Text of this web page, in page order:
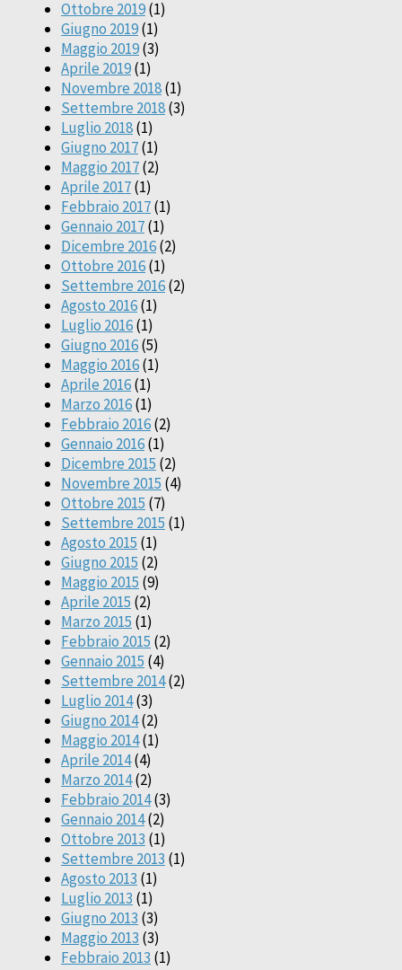
Ottobre 2019(1)
Giugno 2019(1)
Maggio 2019(3)
Aprile 2019(1)
Novembre 2018(1)
Settembre 2018(3)
Luglio 2018(1)
Giugno 2017(1)
Maggio 2017(2)
Aprile 2017(1)
Febbraio 2017(1)
Gennaio 2017(1)
Dicembre 2016(2)
Ottobre 2016(1)
Settembre 2016(2)
Agosto 2016(1)
Luglio 2016(1)
Giugno 2016(5)
Maggio 2016(1)
Aprile 2016(1)
Marzo 2016(1)
Febbraio 2016(2)
Gennaio 2016(1)
Dicembre 2015 (2)
Novembre 2015 (4)
Ottobre 2015 (7)
Settembre 2015 (1)
Agosto 2015 (1)
Giugno 2015 (2)
Maggio 2015 (9)
Aprile 2015 (2)
Marzo 2015 (1)
Febbraio 2015 (2)
Gennaio 2015 (4)
Settembre 2014(2)
Luglio 2014(3)
Giugno 2014(2)
Maggio 2014(1)
Aprile 2014(4)
Marzo 2014(2)
Febbraio 2014(3)
Gennaio 2014(2)
Ottobre 2013 (1)
Settembre 2013 (1)
Agosto 2013 (1)
Luglio 2013 (1)
Giugno 2013 (3)
Maggio 2013 (3)
Febbraio 2013 (1)